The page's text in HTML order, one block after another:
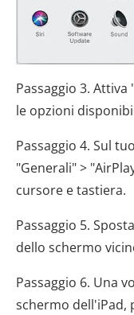
Passaggio 3.
le opzioni
Passaggio 4. Sul
"Generali" >
cursore e tastiera.
Passaggio 5.
dello schermo
Passaggio 6. Una
schermo dell'iPad,